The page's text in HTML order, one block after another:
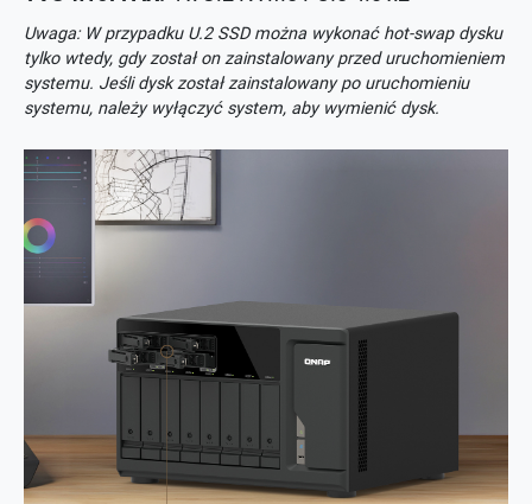
Uwaga: W przypadku U.2 SSD można wykonać hot-swap dysku
tylko wtedy, gdy został on zainstalowany przed uruchomieniem
systemu. Jeśli dysk został zainstalowany po uruchomieniu
systemu, należy wyłączyć system, aby wymienić dysk.